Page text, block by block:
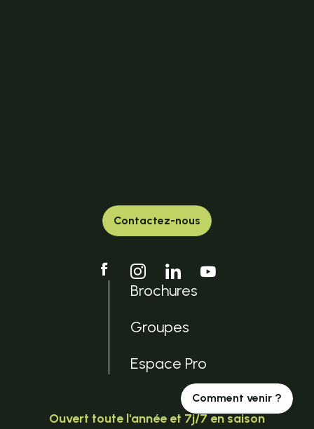
Contactez-nous
Brochures
Groupes
Espace Pro
Comment venir ?
Ouvert toute l'année et 7j/7 en saison